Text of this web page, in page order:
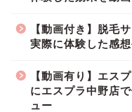
【動画付き】脱毛
実際に体験した感
【動画有り】エス
にエスプラ中野店
ュー